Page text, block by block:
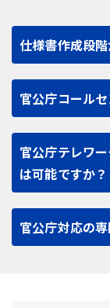
仕様書作成段
官公庁コール
官公庁テレワ
は可能ですか？
官公庁対応の